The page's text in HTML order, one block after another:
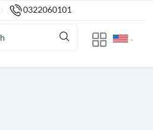
0322060101